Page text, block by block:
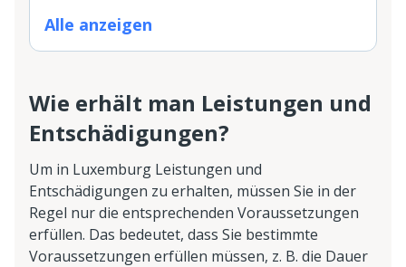
Alle anzeigen
Wie erhält man Leistungen und
Entschädigungen?
Um in Luxemburg Leistungen und
Entschädigungen zu erhalten, müssen Sie in der
Regel nur die entsprechenden Voraussetzungen
erfüllen. Das bedeutet, dass Sie bestimmte
Voraussetzungen erfüllen müssen, z. B. die Dauer